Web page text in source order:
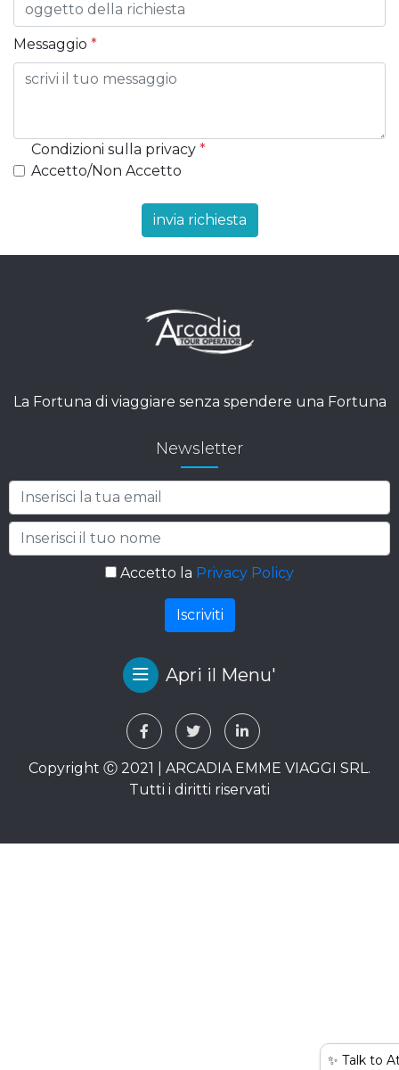
Messaggio *
Condizioni sulla privacy *
Accetto/Non Accetto
invia richiesta
La Fortuna di viaggiare senza spendere una Fortuna
Newsletter
Accetto la Privacy Policy
Apri il Menu'
Copyright Ⓒ 2021 | ARCADIA EMME VIAGGI SRL.
Tutti i diritti riservati
✨ Talk to